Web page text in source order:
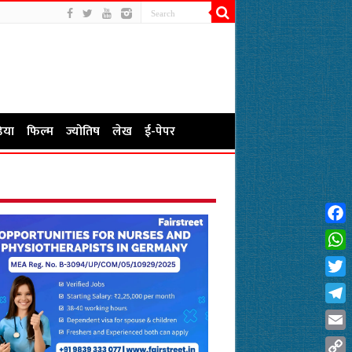
फिल्म ज्योतिष लेख ई-पेपर